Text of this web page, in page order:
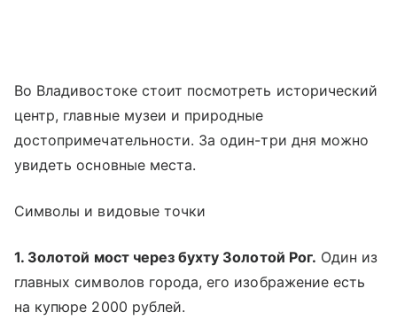
Во Владивостоке стоит посмотреть исторический
центр, главные музеи и природные
достопримечательности. За один-три дня можно
увидеть основные места.
Символы и видовые точки
1. Золотой мост через бухту Золотой Рог. Один из
главных символов города, его изображение есть
на купюре 2000 рублей.